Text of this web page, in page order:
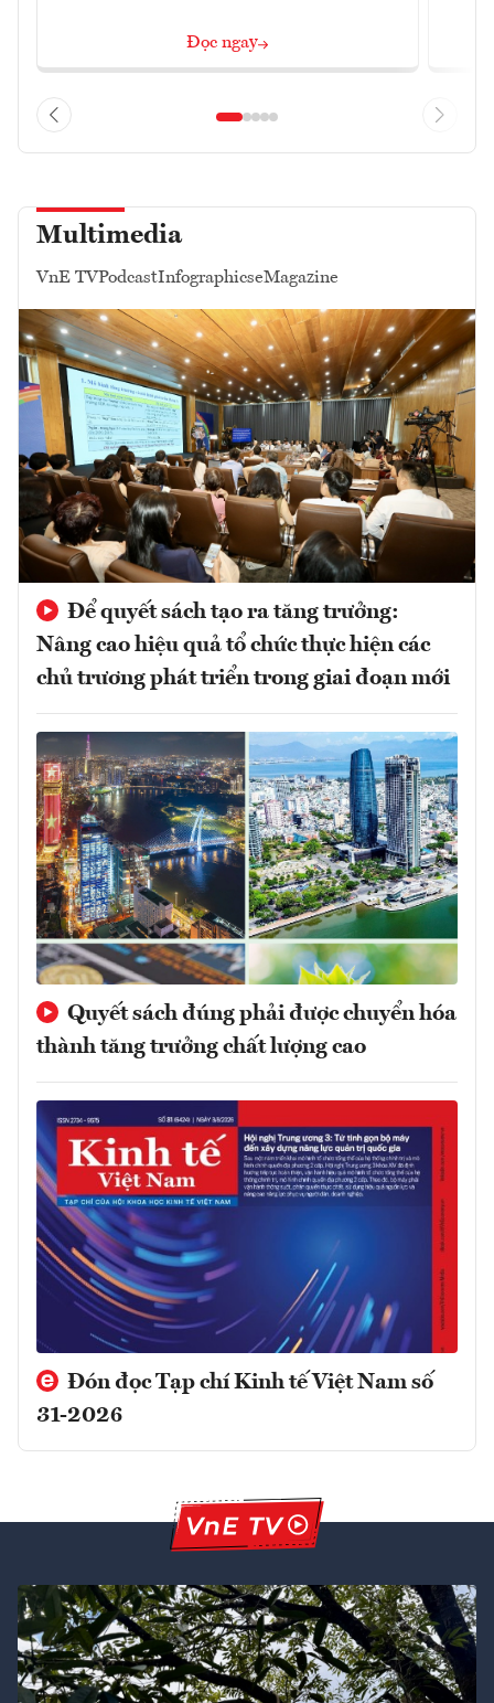
Đọc ngay
Multimedia
VnE TVPodcastInfographicseMagazine
Để quyết sách tạo ra tăng trưởng:
Nâng cao hiệu quả tổ chức thực hiện các
chủ trương phát triển trong giai đoạn mới
Quyết sách đúng phải được chuyển hóa
thành tăng trưởng chất lượng cao
Đón đọc Tạp chí Kinh tế Việt Nam số
31-2026